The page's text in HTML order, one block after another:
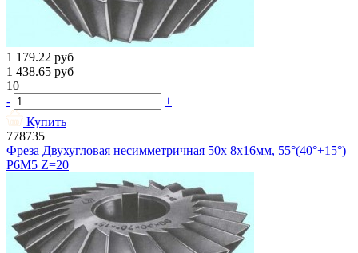
1 179.22 руб
1 438.65 руб
10
-
+
Купить
778735
Фреза Двухугловая несимметричная 50х 8х16мм, 55°(40°+15°)
Р6М5 Z=20